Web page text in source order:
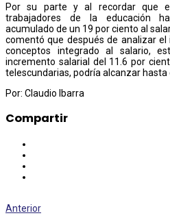
Por su parte y al recordar que
trabajadores de la educación
acumulado de un 19 por ciento al
comentó que después de analizar
conceptos integrado al salario,
incremento salarial del 11.6 por
telescundarias, podría alcanzar hasta
Por: Claudio Ibarra
Compartir
Anterior